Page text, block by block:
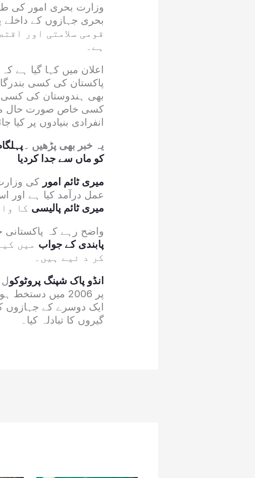
وزارت بحری امور کی
بحری جہازوں کے داخلے
قومی سلامتی اور
ہے۔
اعلان میں کہا گیا ہے
پاکستان کی کسی
بھی ہندوستان کی کسی
کسی خاص صورت حال
انفرادی بنیادوں پر کیا
یہ خبر بھی پڑھیں ۔
کو ماں سے جدا کردیا
میری ٹائم امور کی
عمل درآمد کیا ہے اور
میری ٹائم پالیسی کا
واضح رہے کہ پاکستانی
پابندی کے جواب میں
کر د ئیے ہیں۔
انڈو پاک شپنگ پروٹوکول
پر 2006 میں
ایک دوسرے کے جہازوں
گیروں کا تبادلہ کیا۔